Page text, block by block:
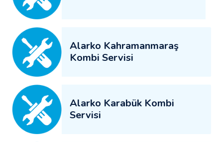
Alarko Kahramanmaraş
Kombi Servisi
Alarko Karabük Kombi
Servisi